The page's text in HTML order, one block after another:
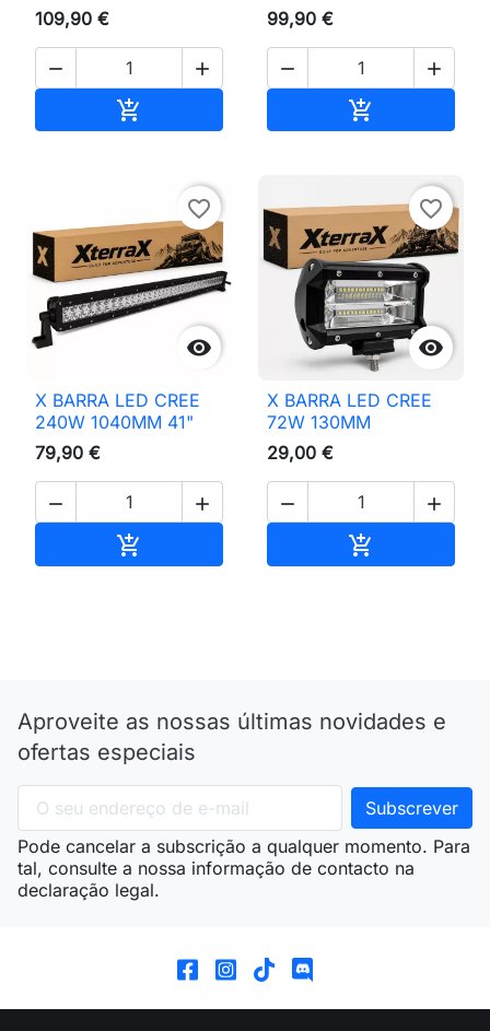
109,90 €
 

99,90 €
 


favorite_border
X BARRA LED CREE
240W 1040MM 41"
79,90 €
 


favorite_border
X BARRA LED CREE
72W 130MM
29,00 €
 

Aproveite as nossas últimas novidades e
ofertas especiais
Pode cancelar a subscrição a qualquer momento. Para
tal, consulte a nossa informação de contacto na
declaração legal.